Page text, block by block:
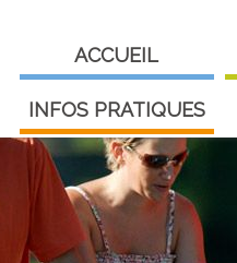
ACCUEIL
INFOS PRATIQUES